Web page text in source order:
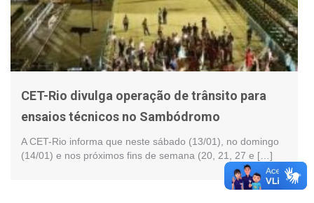
CET-Rio divulga operação de trânsito para
ensaios técnicos no Sambódromo
A CET-Rio informa que neste sábado (13/01), no domingo
(14/01) e nos próximos fins de semana (20, 21, 27 e […]